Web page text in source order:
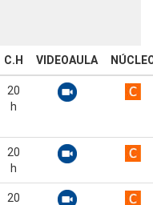
C.H VIDEOAULA
20
h
20
h
20